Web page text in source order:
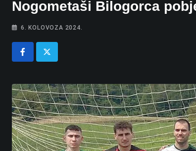
Nogometaši Bilogorca
6. KOLOVOZA 2024.